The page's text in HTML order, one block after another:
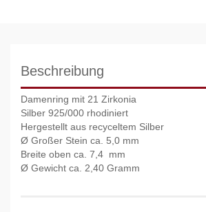
Beschreibung
Damenring mit 21 Zirkonia
Silber 925/000 rhodiniert
Hergestellt aus recyceltem Silber
Ø Großer Stein ca. 5,0 mm
Breite oben ca. 7,4 mm
Ø Gewicht ca. 2,40 Gramm